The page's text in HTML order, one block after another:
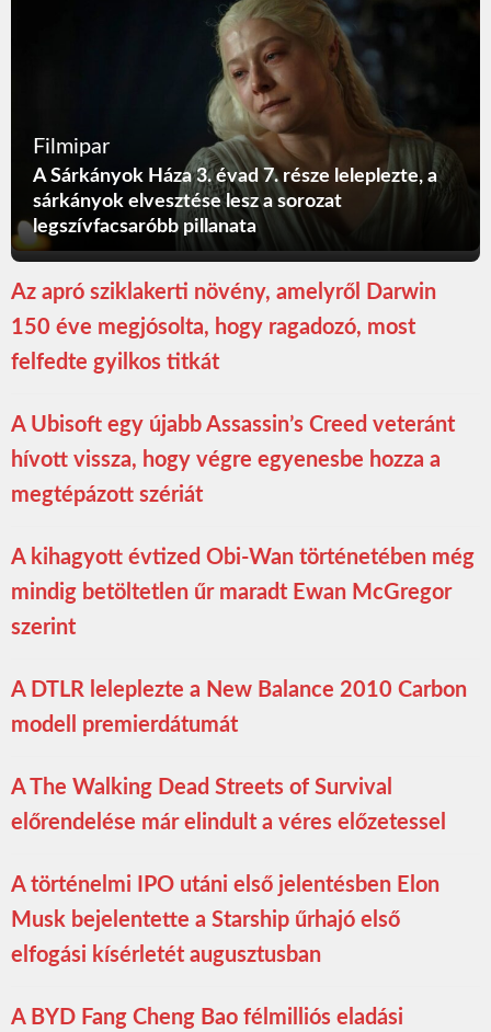
Filmipar
A Sárkányok Háza 3. évad 7. része leleplezte, a
sárkányok elvesztése lesz a sorozat
legszívfacsaróbb pillanata
Az apró sziklakerti növény, amelyről Darwin
150 éve megjósolta, hogy ragadozó, most
felfedte gyilkos titkát
A Ubisoft egy újabb Assassin’s Creed veteránt
hívott vissza, hogy végre egyenesbe hozza a
megtépázott szériát
A kihagyott évtized Obi-Wan történetében még
mindig betöltetlen űr maradt Ewan McGregor
szerint
A DTLR leleplezte a New Balance 2010 Carbon
modell premierdátumát
A The Walking Dead Streets of Survival
előrendelése már elindult a véres előzetessel
A történelmi IPO utáni első jelentésben Elon
Musk bejelentette a Starship űrhajó első
elfogási kísérletét augusztusban
A BYD Fang Cheng Bao félmilliós eladási